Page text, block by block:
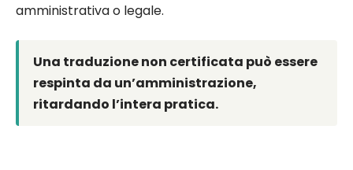
amministrativa o legale.
Una traduzione non certificata può essere
respinta da un’amministrazione,
ritardando l’intera pratica.